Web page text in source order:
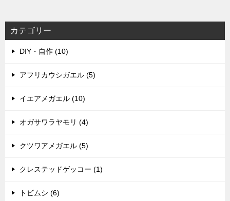
カテゴリー
DIY・自作 (10)
アフリカウシガエル (5)
イエアメガエル (10)
オガサワラヤモリ (4)
クツワアメガエル (5)
クレステッドゲッコー (1)
トビムシ (6)